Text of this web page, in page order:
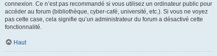
connexion. Ce n’est pas recommandé si vous utilisez un ordinateur public pour
accéder au forum (bibliothèque, cyber-café, université, etc.). Si vous ne voyez
pas cette case, cela signifie qu’un administrateur du forum a désactivé cette
fonctionnalité.
Haut